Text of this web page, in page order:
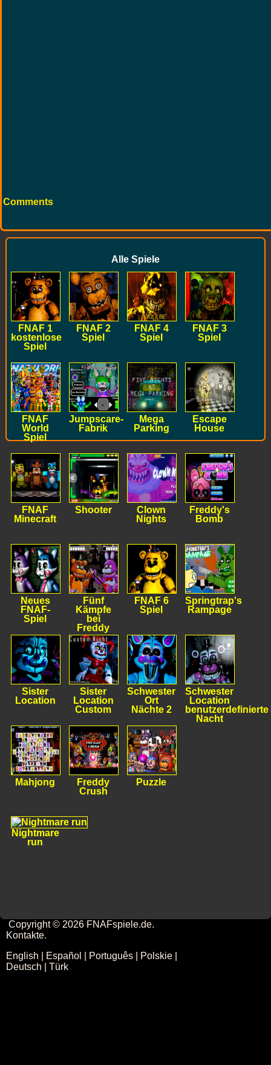
Comments
Alle Spiele
FNAF 1
kostenlose
Spiel
FNAF 2
Spiel
FNAF 4
Spiel
FNAF 3
Spiel
FNAF
World
Spiel
Jumpscare-
Fabrik
Mega
Parking
Escape
House
FNAF
Minecraft
Shooter
Clown
Nights
Freddy's
Bomb
Neues
FNAF-
Spiel
Fünf
Kämpfe
bei
Freddy
FNAF 6
Spiel
Springtrap's
Rampage
Sister
Location
Sister
Location
Custom
Schwester
Ort
Nächte 2
Schwester
Location
benutzerdefinierte
Nacht
Mahjong
Freddy
Crush
Puzzle
Nightmare
run
Copyright © 2026 FNAFspiele.de.
Kontakte.
English
Español Português Polskie
Deutsch
Türk